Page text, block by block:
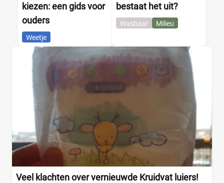
kiezen: een gids voor
ouders
Weetje
bestaat het uit?
Wasbaar Milieu
Veel klachten over vernieuwde Kruidvat luiers!